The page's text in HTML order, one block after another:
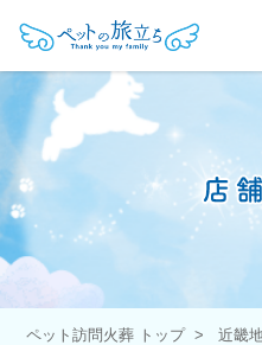
ペット訪問火葬 トップ 近畿